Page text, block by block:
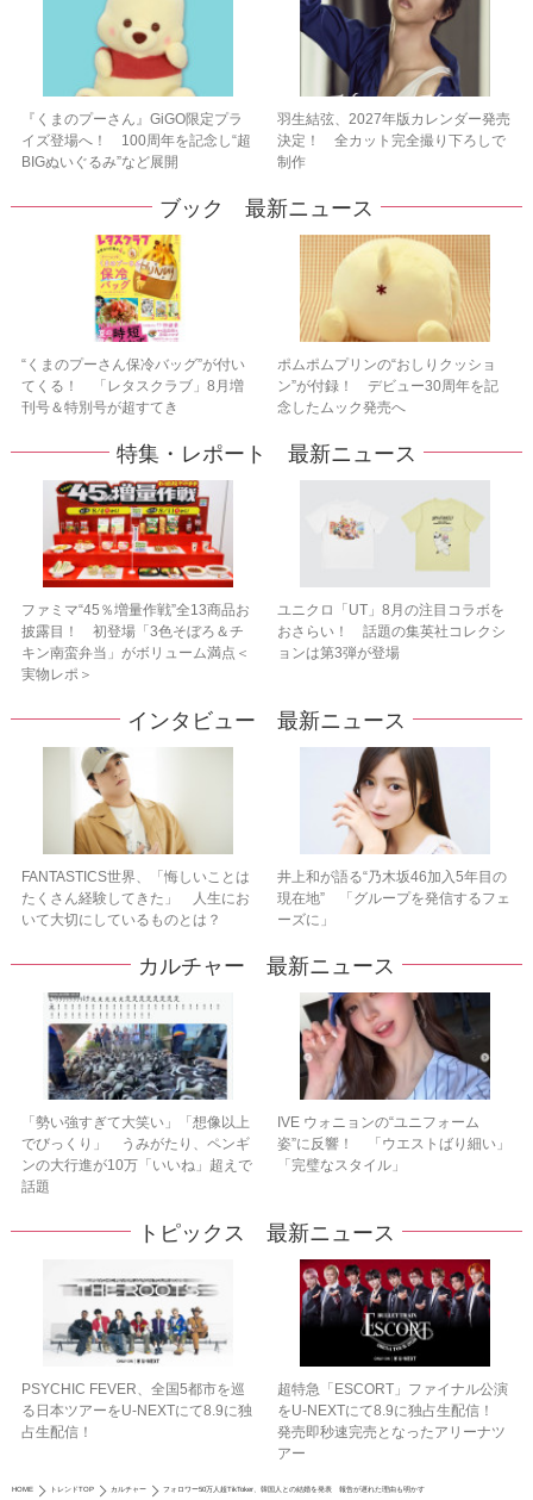
『くまのプーさん』GiGO限定プラ
イズ登場へ！ 100周年を記念し“超
BIGぬいぐるみ”など展開
羽生結弦、2027年版カレンダー発売
決定！ 全カット完全撮り下ろしで
制作
ブック 最新ニュース
“くまのプーさん保冷バッグ”が付い
てくる！ 「レタスクラブ」8月増
刊号＆特別号が超すてき
ポムポムプリンの“おしりクッショ
ン”が付録！ デビュー30周年を記
念したムック発売へ
特集・レポート 最新ニュース
ファミマ“45％増量作戦”全13商品お
披露目！ 初登場「3色そぼろ＆チ
キン南蛮弁当」がボリューム満点＜
実物レポ＞
ユニクロ「UT」8月の注目コラボを
おさらい！ 話題の集英社コレクシ
ョンは第3弾が登場
インタビュー 最新ニュース
FANTASTICS世界、「悔しいことは
たくさん経験してきた」 人生にお
いて大切にしているものとは？
井上和が語る“乃木坂46加入5年目の
現在地” 「グループを発信するフェ
ーズに」
カルチャー 最新ニュース
「勢い強すぎて大笑い」「想像以上
でびっくり」 うみがたり、ペンギ
ンの大行進が10万「いいね」超えで
話題
IVE ウォニョンの“ユニフォーム
姿”に反響！ 「ウエストばり細い」
「完璧なスタイル」
トピックス 最新ニュース
PSYCHIC FEVER、全国5都市を巡
る日本ツアーをU‐NEXTにて8.9に独
占生配信！
超特急「ESCORT」ファイナル公演
をU-NEXTにて8.9に独占生配信！
発売即秒速完売となったアリーナツ
アー
HOME トレンドTOP カルチャー フォロワー50万人超TikToker、韓国人との結婚を発表 報告が遅れた理由も明かす